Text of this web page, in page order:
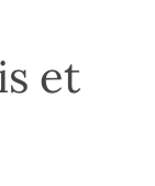
et